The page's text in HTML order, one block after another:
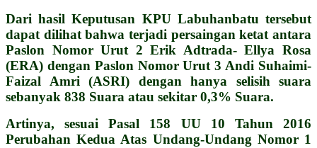
Dari hasil Keputusan KPU Labuhanbatu tersebut
dapat dilihat bahwa terjadi persaingan ketat antara
Paslon Nomor Urut 2 Erik Adtrada- Ellya Rosa
(ERA) dengan Paslon Nomor Urut 3 Andi Suhaimi-
Faizal Amri (ASRI) dengan hanya selisih suara
sebanyak 838 Suara atau sekitar 0,3% Suara.
Artinya, sesuai Pasal 158 UU 10 Tahun 2016
Perubahan Kedua Atas Undang-Undang Nomor 1